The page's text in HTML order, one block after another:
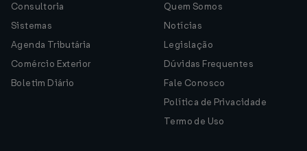
Consultoria
Sistemas
Agenda Tributária
Comércio Exterior
Boletim Diário
Quem Somos
Notícias
Legislação
Dúvidas Frequentes
Fale Conosco
Política de Privacidade
Termo de Uso